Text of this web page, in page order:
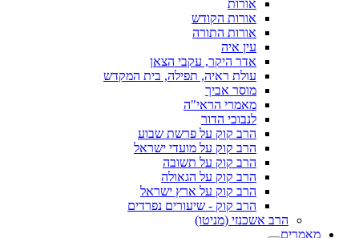
אורות
אורות הקודש
אורות התורה
עין איה
אדר היקר, עקבי הצאן
עולת ראיה, תפילה, בית המקדש
מוסר אביך
מאמרי הראי"ה
לנבוכי הדור
הרב קוק על פרשת שבוע
הרב קוק על מועדי ישראל
הרב קוק על תשובה
הרב קוק על הגאולה
הרב קוק על ארץ ישראל
הרב קוק - שיעורים נפרדים
הרב אשכנזי (מניטו)
מאמרים